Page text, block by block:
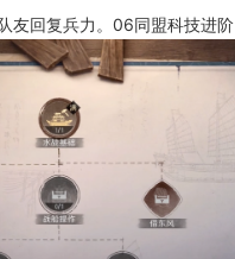
友回复兵力。06同盟科技进阶